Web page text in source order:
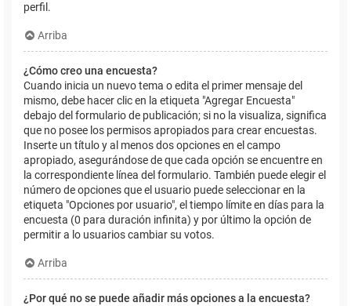
perfil.
Arriba
¿Cómo creo una encuesta?
Cuando inicia un nuevo tema o edita el primer mensaje del
mismo, debe hacer clic en la etiqueta "Agregar Encuesta"
debajo del formulario de publicación; si no la visualiza, significa
que no posee los permisos apropiados para crear encuestas.
Inserte un título y al menos dos opciones en el campo
apropiado, asegurándose de que cada opción se encuentre en
la correspondiente línea del formulario. También puede elegir el
número de opciones que el usuario puede seleccionar en la
etiqueta "Opciones por usuario", el tiempo límite en días para la
encuesta (0 para duración infinita) y por último la opción de
permitir a lo usuarios cambiar su votos.
Arriba
¿Por qué no se puede añadir más opciones a la encuesta?